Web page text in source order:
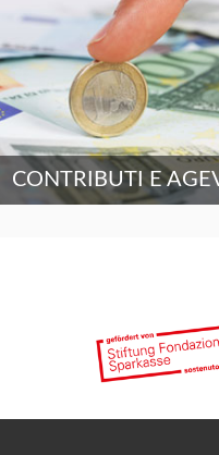
CONTRIBUTI E